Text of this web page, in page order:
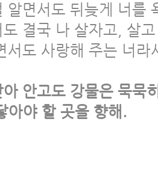
알면서도 뒤늦게 너를
결국 나 살자고, 살
서도 사랑해 주는 너
안고도 강물은 묵묵
아야 할 곳을 향해.